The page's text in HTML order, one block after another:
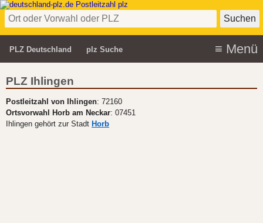
PLZ Deutschland plz Suche
PLZ Ihlingen
Postleitzahl von Ihlingen: 72160
Ortsvorwahl Horb am Neckar: 07451
Ihlingen gehört zur Stadt Horb